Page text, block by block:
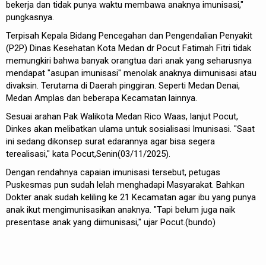
bekerja dan tidak punya waktu membawa anaknya imunisasi,"
pungkasnya.
Terpisah Kepala Bidang Pencegahan dan Pengendalian Penyakit
(P2P) Dinas Kesehatan Kota Medan dr Pocut Fatimah Fitri tidak
memungkiri bahwa banyak orangtua dari anak yang seharusnya
mendapat "asupan imunisasi" menolak anaknya diimunisasi atau
divaksin. Terutama di Daerah pinggiran. Seperti Medan Denai,
Medan Amplas dan beberapa Kecamatan lainnya.
Sesuai arahan Pak Walikota Medan Rico Waas, lanjut Pocut,
Dinkes akan melibatkan ulama untuk sosialisasi Imunisasi. "Saat
ini sedang dikonsep surat edarannya agar bisa segera
terealisasi," kata Pocut,Senin(03/11/2025).
Dengan rendahnya capaian imunisasi tersebut, petugas
Puskesmas pun sudah lelah menghadapi Masyarakat. Bahkan
Dokter anak sudah keliling ke 21 Kecamatan agar ibu yang punya
anak ikut mengimunisasikan anaknya. "Tapi belum juga naik
presentase anak yang diimunisasi," ujar Pocut.(bundo)